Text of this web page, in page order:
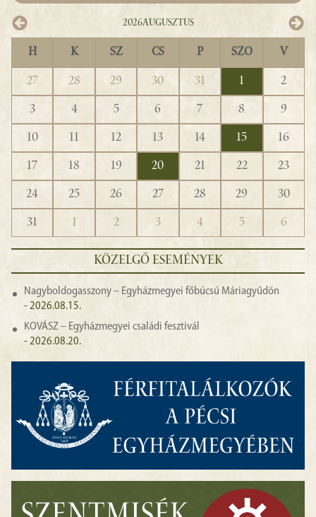
2026Augusztus
H K SZ CS P SZO V
27 28 29 30 31 1
2
3
4 5 6 7 8
9
10
11 12 13 14 15
16
17
18 19 20 21 22
23
24
25 26 27 28 29
30
31
1 2 3 4 5 6
KÖZELGŐ ESEMÉNYEK
Nagyboldogasszony – Egyházmegyei főbúcsú Máriagyűdön
- 2026.08.15.
KOVÁSZ – Egyházmegyei családi fesztivál
- 2026.08.20.